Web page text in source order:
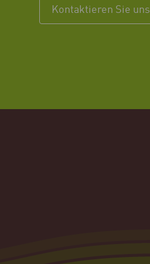
Kontaktieren Sie uns